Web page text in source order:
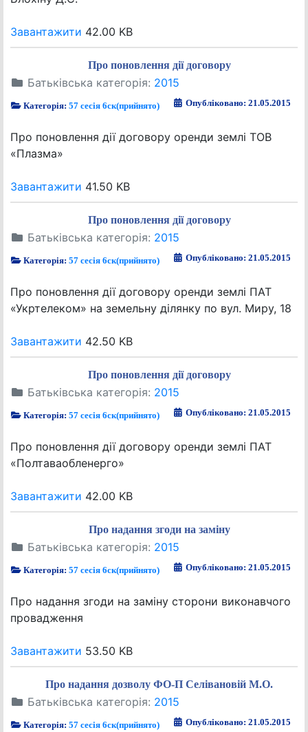
Завантажити 42.00 KB
Про поновлення дії договору
Батьківська категорія: 2015
Категорія:57 сесія 6ск(прийнято) Опубліковано: 21.05.2015
Про поновлення дії договору оренди землі ТОВ
«Плазма»
Завантажити 41.50 KB
Про поновлення дії договору
Батьківська категорія: 2015
Категорія:57 сесія 6ск(прийнято) Опубліковано: 21.05.2015
Про поновлення дії договору оренди землі ПАТ
«Укртелеком» на земельну ділянку по вул. Миру, 18
Завантажити 42.50 KB
Про поновлення дії договору
Батьківська категорія: 2015
Категорія:57 сесія 6ск(прийнято) Опубліковано: 21.05.2015
Про поновлення дії договору оренди землі ПАТ
«Полтаваобленерго»
Завантажити 42.00 KB
Про надання згоди на заміну
Батьківська категорія: 2015
Категорія:57 сесія 6ск(прийнято) Опубліковано: 21.05.2015
Про надання згоди на заміну сторони виконавчого
провадження
Завантажити 53.50 KB
Про надання дозволу ФО-П Селівановій М.О.
Батьківська категорія: 2015
Категорія:57 сесія 6ск(прийнято) Опубліковано: 21.05.2015